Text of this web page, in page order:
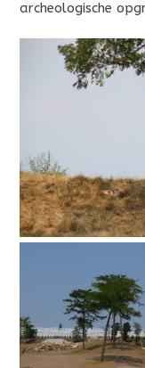
archeologische